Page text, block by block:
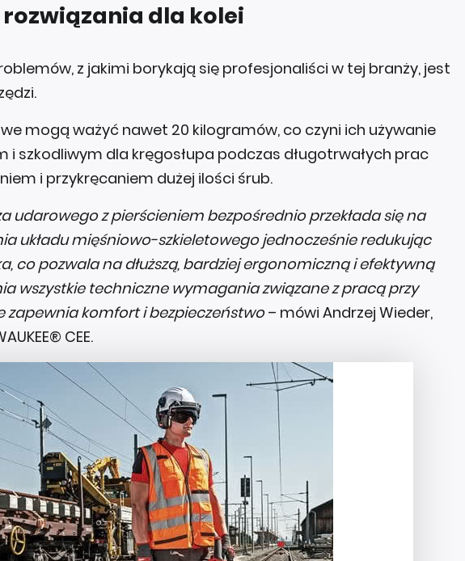
dla kolei
z jakimi borykają się profesjonaliści w tej branży, jest
mogą ważyć nawet 20 kilogramów, co czyni ich używanie
i szkodliwym dla kręgosłupa podczas długotrwałych prac
i przykręcaniem dużej ilości śrub.
udarowego z pierścieniem bezpośrednio przekłada się na
układu mięśniowo-szkieletowego jednocześnie redukując
co pozwala na dłuższą, bardziej ergonomiczną i efektywną
wszystkie techniczne wymagania związane z pracą przy
zapewnia komfort i bezpieczeństwo– mówi Andrzej Wieder,
CEE.